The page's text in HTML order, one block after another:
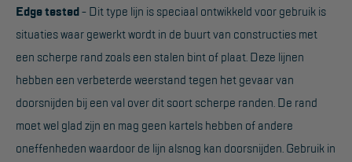
MAATWERK
VERHUUR
Steigers
Rolsteigers
Edge tested- Dit type lijn is speciaal ontwikkeld voor gebruik is
situaties waar gewerkt wordt in de buurt van constructies met
een scherpe rand zoals een stalen bint of plaat. Deze lijnen
hebben een verbeterde weerstand tegen het gevaar van
doorsnijden bij een val over dit soort scherpe randen. De rand
moet wel glad zijn en mag geen kartels hebben of andere
oneffenheden waardoor de lijn alsnog kan doorsnijden. Gebruik in